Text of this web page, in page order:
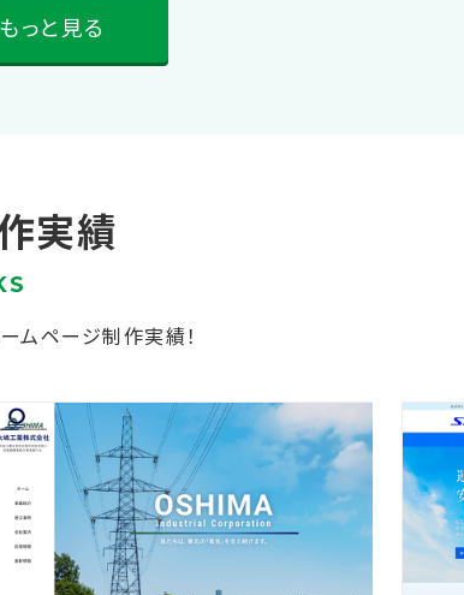
っと見る
実績
ムページ制作実績！